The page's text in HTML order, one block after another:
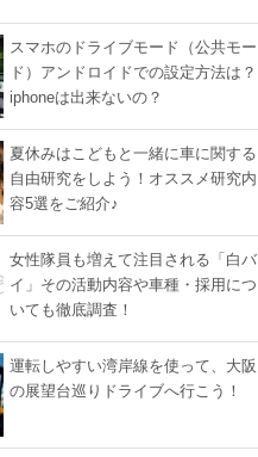
スマホのドライブモード（公共モー
ド）アンドロイドでの設定方法は？
iphoneは出来ないの？
夏休みはこどもと一緒に車に関する
自由研究をしよう！オススメ研究内
容5選をご紹介♪
女性隊員も増えて注目される「白バ
イ」その活動内容や車種・採用につ
いても徹底調査！
運転しやすい湾岸線を使って、大阪
の展望台巡りドライブへ行こう！